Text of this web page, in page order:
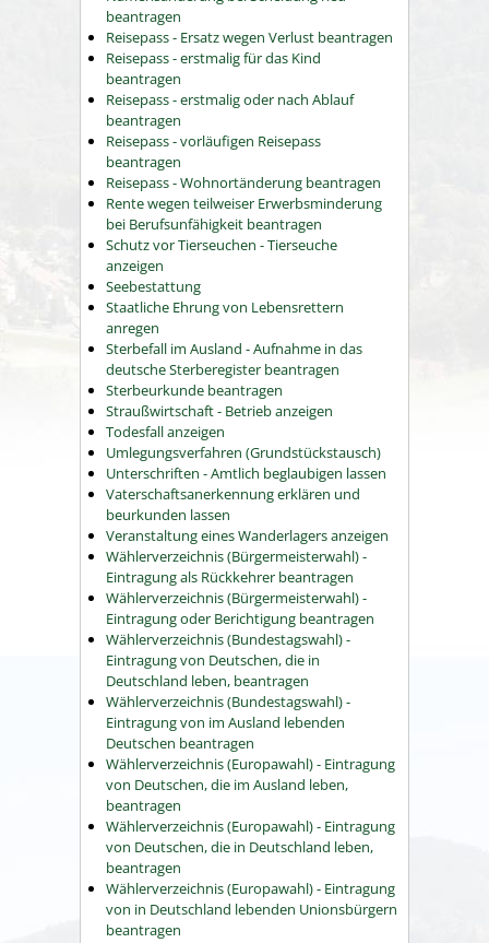
beantragen
Reisepass - Ersatz wegen Verlust beantragen
Reisepass - erstmalig für das Kind
beantragen
Reisepass - erstmalig oder nach Ablauf
beantragen
Reisepass - vorläufigen Reisepass
beantragen
Reisepass - Wohnortänderung beantragen
Rente wegen teilweiser Erwerbsminderung
bei Berufsunfähigkeit beantragen
Schutz vor Tierseuchen - Tierseuche
anzeigen
Seebestattung
Staatliche Ehrung von Lebensrettern
anregen
Sterbefall im Ausland - Aufnahme in das
deutsche Sterberegister beantragen
Sterbeurkunde beantragen
Straußwirtschaft - Betrieb anzeigen
Todesfall anzeigen
Umlegungsverfahren (Grundstückstausch)
Unterschriften - Amtlich beglaubigen lassen
Vaterschaftsanerkennung erklären und
beurkunden lassen
Veranstaltung eines Wanderlagers anzeigen
Wählerverzeichnis (Bürgermeisterwahl) -
Eintragung als Rückkehrer beantragen
Wählerverzeichnis (Bürgermeisterwahl) -
Eintragung oder Berichtigung beantragen
Wählerverzeichnis (Bundestagswahl) -
Eintragung von Deutschen, die in
Deutschland leben, beantragen
Wählerverzeichnis (Bundestagswahl) -
Eintragung von im Ausland lebenden
Deutschen beantragen
Wählerverzeichnis (Europawahl) - Eintragung
von Deutschen, die im Ausland leben,
beantragen
Wählerverzeichnis (Europawahl) - Eintragung
von Deutschen, die in Deutschland leben,
beantragen
Wählerverzeichnis (Europawahl) - Eintragung
von in Deutschland lebenden Unionsbürgern
beantragen